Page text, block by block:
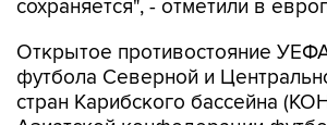
сохраняется", - отметили в
Открытое противостояние
футбола Северной и
стран Карибского бассейна